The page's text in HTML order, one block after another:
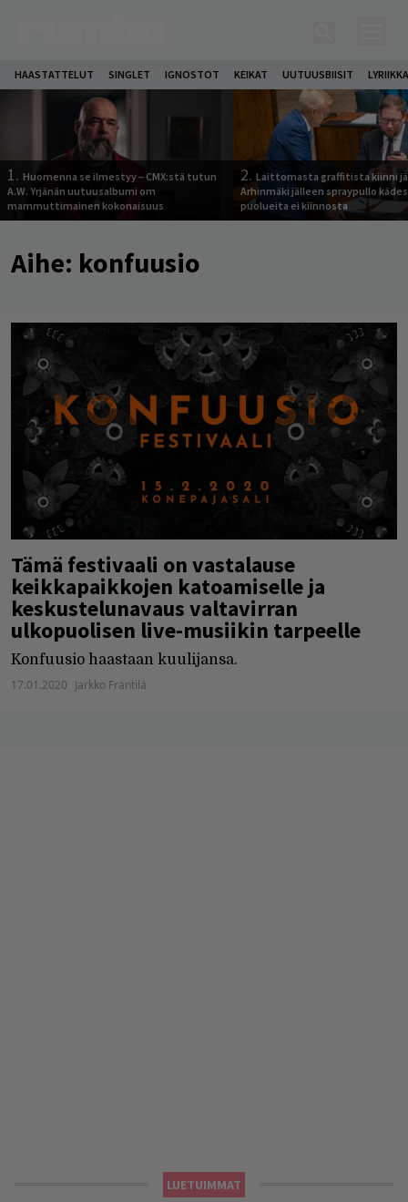
HAASTATTELUT SINGLET IGNOSTOT KEIKAT UUTUUSBIISIT
1. Huomenna se ilmestyy – CMX:stä tutun
A.W. Yrjänän uutuusalbumi om
mammuttimainen kokonaisuus
2. Laittomasta graffitista kiinni
Arhinmäki jälleen spraypullo
puolueita ei kiinnosta
Aihe: konfuusio
Tämä festivaali on vastalause
keikkapaikkojen katoamiselle ja
keskustelunavaus valtavirran
ulkopuolisen live-musiikin tarpeelle
Konfuusio haastaan kuulijansa.
17.01.2020 Jarkko Fräntilä
LUETUIMMAT